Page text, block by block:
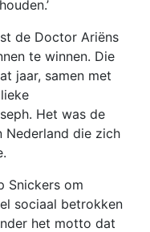
de Doctor Ariëns
te winnen. Die
jaar, samen met
Het was de
Nederland die zich
Snickers om
sociaal betrokken
het motto dat